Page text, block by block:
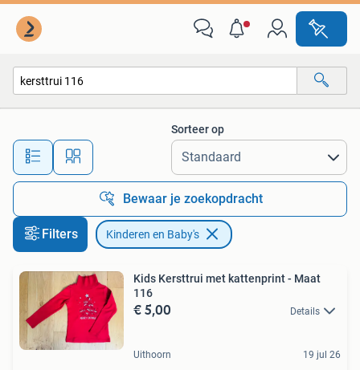
Alle afstanden…
Sorteer op
Bewaar je zoekopdracht
Filters Kinderen en Baby's
Kids Kersttrui met kattenprint - Maat
116
€ 5,00 Details
Uithoorn 19 jul 26